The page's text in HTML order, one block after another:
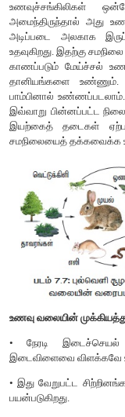
ஊட்ட மட்டத்தில்,
ஆற்றல் மட்டுமே
இறுதியாக
பொழுது 0.1 ஜூல்
சுற்றுச்சூழலில்
அடுத்தடுத்த ஊட்ட
5. உணவுச்சங்கிலி
நுகர்வோர்கள்,
நுகர்வோர்கள்
அமைந்த பின்னல்
உணவுச்சங்கிலிகள்
உணவுச்சங்கிலி
1.மேய்ச்சல்